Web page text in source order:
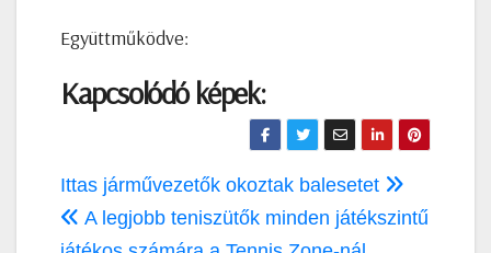
Együttműködve:
Kapcsolódó képek:
Bejegyzés
navigáció
Ittas járművezetők okoztak balesetet
A legjobb teniszütők minden játékszintű